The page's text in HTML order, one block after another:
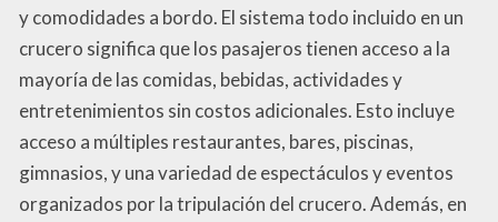
y comodidades a bordo. El sistema todo incluido en un
crucero significa que los pasajeros tienen acceso a la
mayoría de las comidas, bebidas, actividades y
entretenimientos sin costos adicionales. Esto incluye
acceso a múltiples restaurantes, bares, piscinas,
gimnasios, y una variedad de espectáculos y eventos
organizados por la tripulación del crucero. Además, en